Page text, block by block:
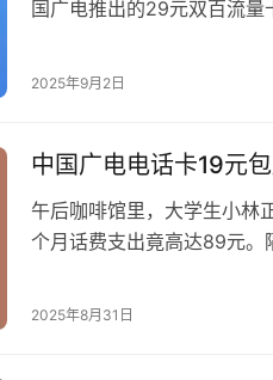
国广电推出的29元双百流量
程、使用技巧及隐藏权益
2025年9月2日
中国广电电话卡19元
午后咖啡馆里，大学生小
个月话费支出竟高达89元。
在数字经济时代，我们究
2025年8月31日